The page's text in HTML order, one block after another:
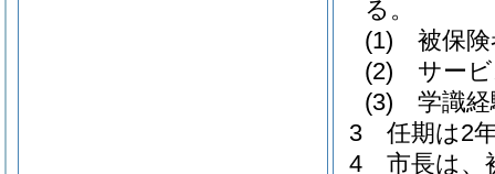
る。
(1)
被保
(2)
サー
(3)
学識
3
任期は2
4
市長は、